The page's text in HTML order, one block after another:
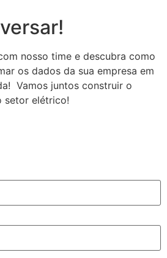
nosso time e descubra como
os dados da sua empresa em
Vamos juntos construir o
setor elétrico!